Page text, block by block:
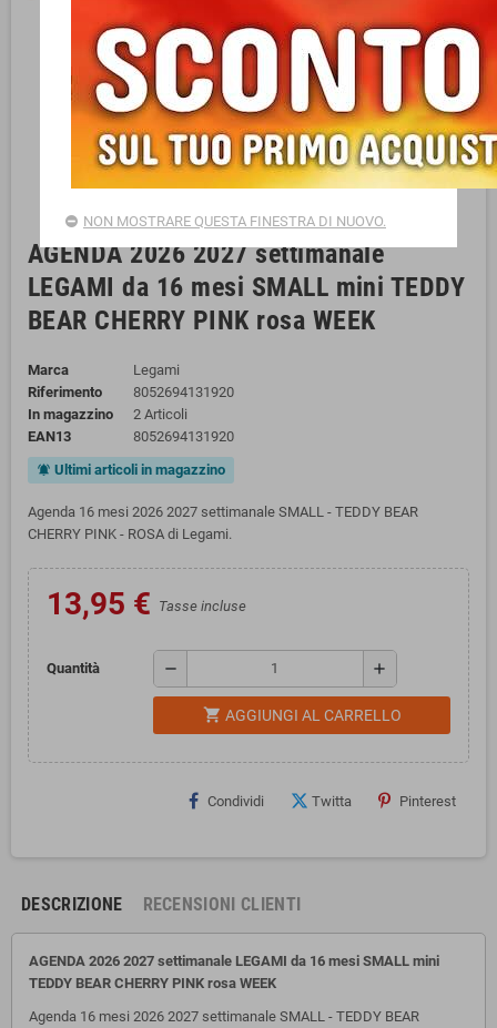
AGENDA 2026 2027 settimanale
LEGAMI da 16 mesi SMALL mini TEDDY
BEAR CHERRY PINK rosa WEEK
Marca
Legami
Riferimento
8052694131920
In magazzino
2 Articoli
EAN13
8052694131920
notifications_active Ultimi articoli in magazzino
Agenda 16 mesi 2026 2027 settimanale SMALL - TEDDY BEAR
CHERRY PINK - ROSA di Legami.
13,95 € Tasse incluse
Quantità remove add
shopping_cart AGGIUNGI AL CARRELLO
Condividi Twitta Pinterest
DESCRIZIONE RECENSIONI CLIENTI
AGENDA 2026 2027 settimanale LEGAMI da 16 mesi SMALL mini
TEDDY BEAR CHERRY PINK rosa WEEK
Agenda 16 mesi 2026 2027 settimanale SMALL - TEDDY BEAR
NON MOSTRARE QUESTA FINESTRA DI NUOVO.